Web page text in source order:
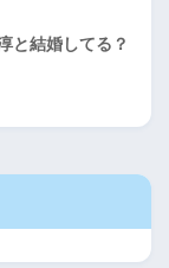
と結婚してる？